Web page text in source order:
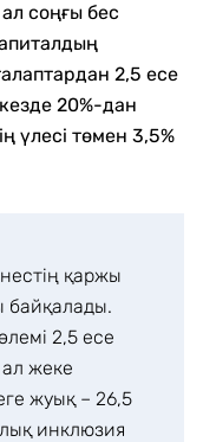
соңғы бес
2,5 есе
20%-дан
үлесі төмен 3,5%
қаржы
байқалады.
2,5 есе
ал жеке
жуық – 26,5
инклюзия